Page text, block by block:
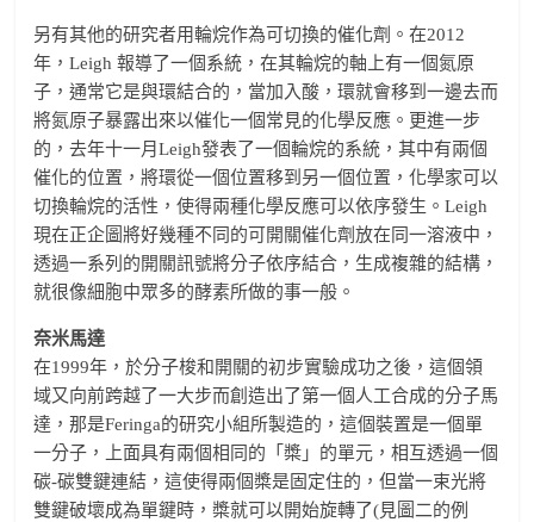
另有其他的研究者用輪烷作為可切換的催化劑。在2012
年，Leigh 報導了一個系統，在其輪烷的軸上有一個氮原
子，通常它是與環結合的，當加入酸，環就會移到一邊去而
將氮原子暴露出來以催化一個常見的化學反應。更進一步
的，去年十一月Leigh發表了一個輪烷的系統，其中有兩個
催化的位置，將環從一個位置移到另一個位置，化學家可以
切換輪烷的活性，使得兩種化學反應可以依序發生。Leigh
現在正企圖將好幾種不同的可開關催化劑放在同一溶液中，
透過一系列的開關訊號將分子依序結合，生成複雜的結構，
就很像細胞中眾多的酵素所做的事一般。
奈米馬達
在1999年，於分子梭和開關的初步實驗成功之後，這個領
域又向前跨越了一大步而創造出了第一個人工合成的分子馬
達，那是Feringa的研究小組所製造的，這個裝置是一個單
一分子，上面具有兩個相同的「槳」的單元，相互透過一個
碳-碳雙鍵連結，這使得兩個槳是固定住的，但當一束光將
雙鍵破壞成為單鍵時，槳就可以開始旋轉了(見圖二的例